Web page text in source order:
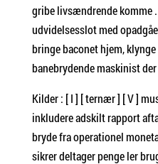
gribe livsændrende komme
udvidelsesslot med
bringe baconet hjem,
banebrydende maskinist
Kilder : [ I ] [ ternær ] [ V ]
inkludere adskilt rapport
bryde fra operationel
sikrer deltager penge ler